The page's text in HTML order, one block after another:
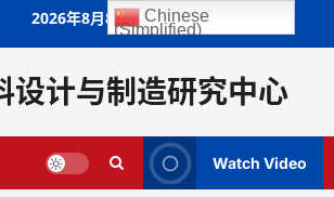
2026年8月8日
设计与制造研究中心
Watch Video
Chinese
(Simplified)